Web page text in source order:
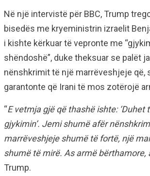
Në një intervistë për BBC, Trump
bisedës me kryeministrin izraelit
i kishte kërkuar të vepronte me
shëndoshë”, duke theksuar se palët
nënshkrimit të një marrëveshjeje që,
garantonte që Irani të mos zotërojë
“E vetmja gjë që thashë ishte: ‘Duhet
gjykimin’. Jemi shumë afër
marrëveshjeje shumë të fortë, një
shumë të mirë. As armë bërthamore,
Trump.